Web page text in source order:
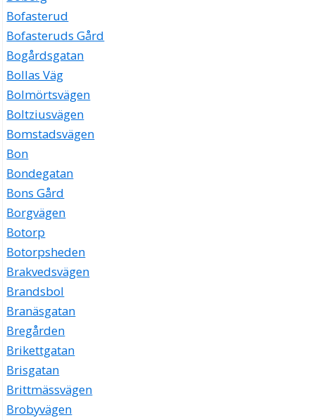
Bofasterud
Bofasteruds Gård
Bogårdsgatan
Bollas Väg
Bolmörtsvägen
Boltziusvägen
Bomstadsvägen
Bon
Bondegatan
Bons Gård
Borgvägen
Botorp
Botorpsheden
Brakvedsvägen
Brandsbol
Branäsgatan
Bregården
Brikettgatan
Brisgatan
Brittmässvägen
Brobyvägen